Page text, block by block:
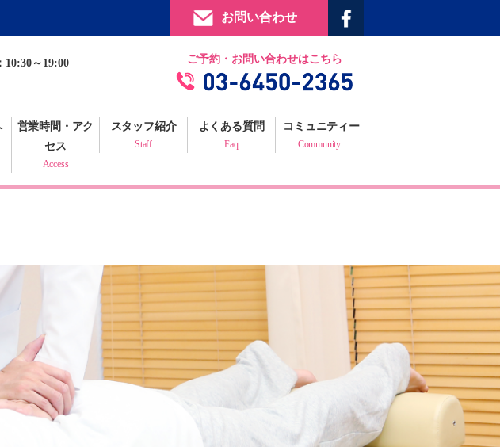
お問い合わせ
10:30～19:00
ご予約・お問い合わせはこちら
調査票
営業時間・アク
セス
Access
スタッフ紹介
Staff
よくある質問
Faq
コミュニティー
Community
提携施設
フィジックスマイルギャラリー
プロフェッショナルからの推薦状